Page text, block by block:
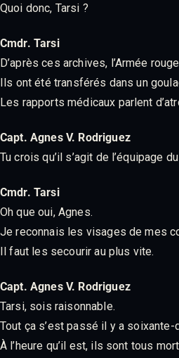
Quoi donc, Tarsi ?
Cmdr. Tarsi
D’après ces archives, l’Armée
Ils ont été transférés dans un
Les rapports médicaux parlent
Capt. Agnes V. Rodriguez
Tu crois qu’il s’agit de l’équipage
Cmdr. Tarsi
Oh que oui, Agnes.
Je reconnais les visages de mes
Il faut les secourir au plus vite.
Capt. Agnes V. Rodriguez
Tarsi, sois raisonnable.
Tout ça s’est passé il y a soixante-
À l’heure qu’il est, ils sont tous